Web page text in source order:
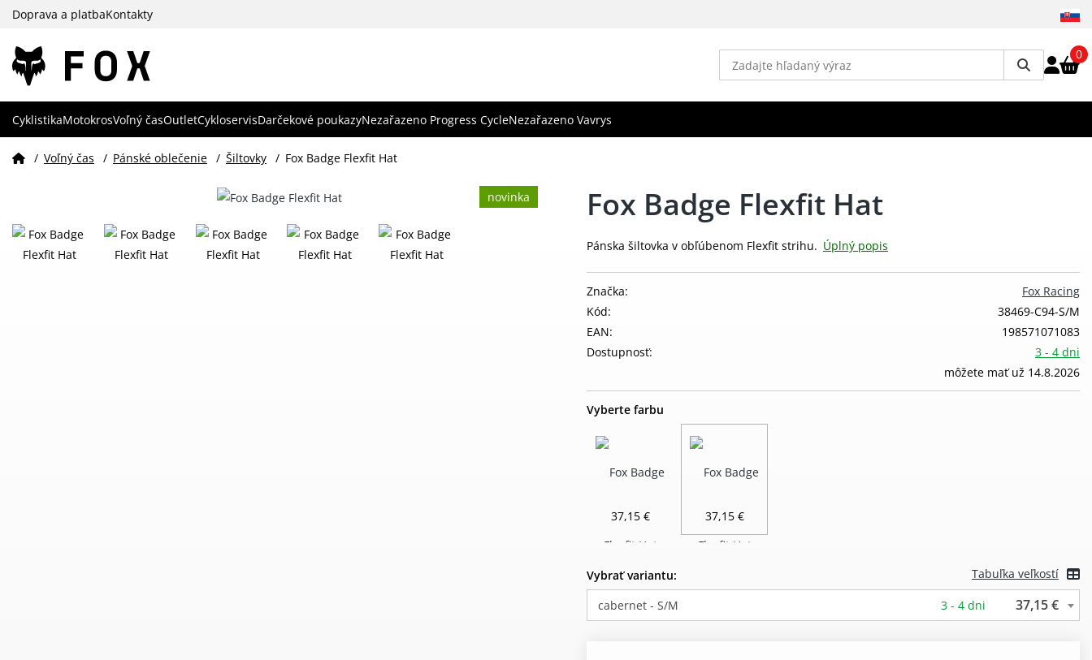
Doprava a platbaKontakty
0
CyklistikaMotokrosVoľný časOutletCykloservisDarčekové poukazyNezařazeno Progress CycleNezařazeno Vavrys
/ Voľný čas / Pánské oblečenie / Šiltovky / Fox Badge Flexfit Hat
novinka Fox Badge Flexfit Hat
Pánska šiltovka v obľúbenom Flexfit strihu. Úplný popis
Fox Racing
Značka:
38469-C94-S/M
Kód:
198571071083
EAN:
3 - 4 dni
môžete mať už 14.8.2026
Dostupnosť:
Vyberte farbu
37,15 € 37,15 €
Vybrať variantu: Tabuľka veľkostí
cabernet - S/M 3 - 4 dni 37,15 €